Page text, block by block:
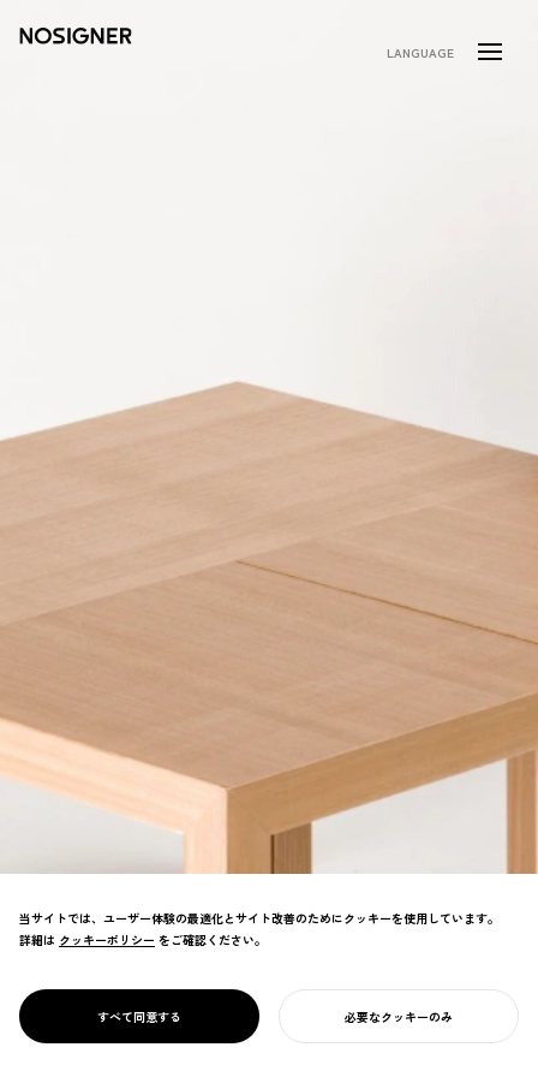
ホーム
LANGUAGE
PROJECT
UNIT
ラーデザイン家具。柔軟性と拡張性を備え、
複雑な機能にも対応。
当サイトでは、ユーザー体験の最適化とサイト改善のためにクッキーを使用しています。
詳細は クッキーポリシー
クッキーポリシー をご確認ください。
すべて同意する 必要なクッキーのみ